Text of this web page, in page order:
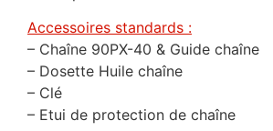
Accessoires standards :
– Chaîne 90PX-40 & Guide chaîne
– Dosette Huile chaîne
– Clé
– Etui de protection de chaîne